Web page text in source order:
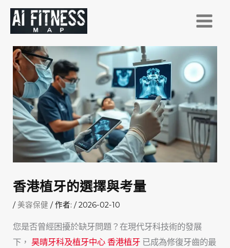
香港植牙的選擇與考量
/ 美容保健 / 作者:/2026-02-10
您是否曾經困擾於缺牙問題？在現代牙科技術的發展
下，昊晴牙科及植牙中心 香港植牙 已成為修復牙齒的最